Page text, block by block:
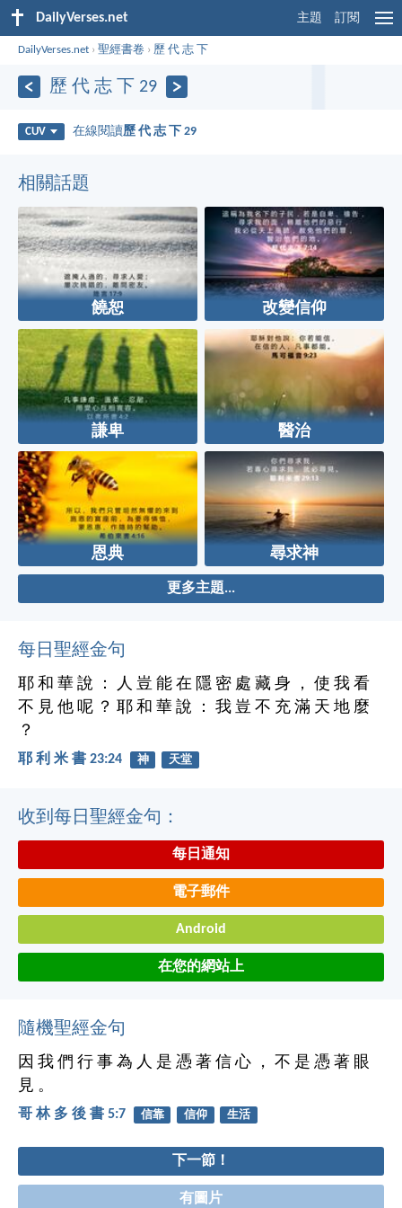
DailyVerses.net 主題 訂閱
DailyVerses.net ›聖經書卷 › 歷 代 志 下
歷 代 志 下 29
CUV 在線閱讀歷 代 志 下 29
相關話題
饒恕 改變信仰
謙卑 醫治
恩典 尋求神
更多主題...
每日聖經金句
耶 和 華 說 ： 人 豈 能 在 隱 密 處 藏 身 ， 使 我 看
不 見 他 呢 ？ 耶 和 華 說 ： 我 豈 不 充 滿 天 地 麼
？
耶 利 米 書 23:24 神 天堂
收到每日聖經金句：
每日通知
電子郵件
Android
在您的網站上
隨機聖經金句
因 我 們 行 事 為 人 是 憑 著 信 心 ， 不 是 憑 著 眼
見 。
哥 林 多 後 書 5:7 信靠 信仰 生活
下一節！
有圖片